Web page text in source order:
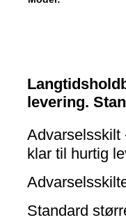
levering.
Advarselsskilt
klar til hurtig
Standard